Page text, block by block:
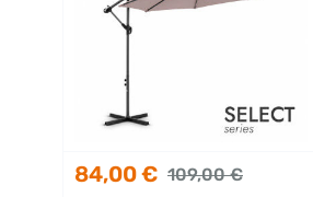
84,00 € 109,00 €